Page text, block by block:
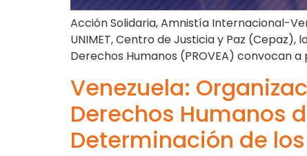
Acción Solidaria, Amnistía Internacional-
UNIMET, Centro de Justicia y Paz
Derechos Humanos (PROVEA) convocan
Venezuela:
Derechos Humanos
Determinación de